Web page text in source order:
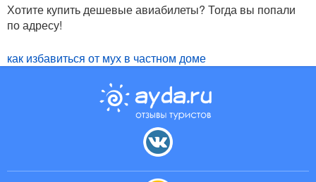
Хотите купить дешевые авиабилеты? Тогда вы попали
по адресу!
как избавиться от мух в частном доме